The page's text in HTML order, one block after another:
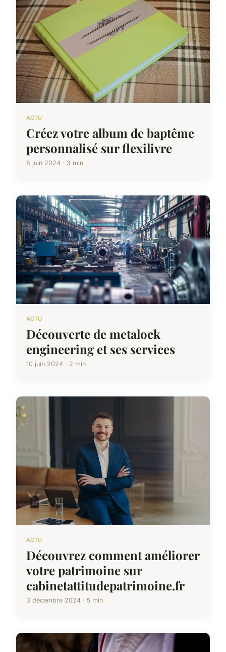
ACTU
Créez votre album de baptême
personnalisé sur flexilivre
8 juin 2024 · 3 min
ACTU
Découverte de metalock
engineering et ses services
10 juin 2024 · 2 min
ACTU
Découvrez comment améliorer
votre patrimoine sur
cabinetattitudepatrimoine.fr
3 décembre 2024 · 5 min